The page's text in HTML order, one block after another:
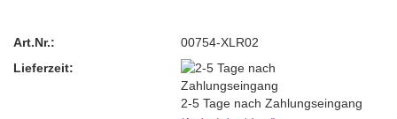
Art.Nr.:
00754-XLR02
Lieferzeit:
2-5 Tage nach Zahlungseingang